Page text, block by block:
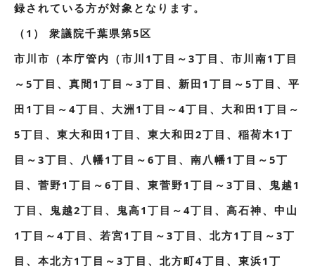
録されている方が対象となります。
（1） 衆議院千葉県第5区
市川市（本庁管内（市川1丁目～3丁目、市川南1丁目
～5丁目、真間1丁目～3丁目、新田1丁目～5丁目、平
田1丁目～4丁目、大洲1丁目～4丁目、大和田1丁目～
5丁目、東大和田1丁目、東大和田2丁目、稲荷木1丁
目～3丁目、八幡1丁目～6丁目、南八幡1丁目～5丁
目、菅野1丁目～6丁目、東菅野1丁目～3丁目、鬼越1
丁目、鬼越2丁目、鬼高1丁目～4丁目、高石神、中山
1丁目～4丁目、若宮1丁目～3丁目、北方1丁目～3丁
目、本北方1丁目～3丁目、北方町4丁目、東浜1丁